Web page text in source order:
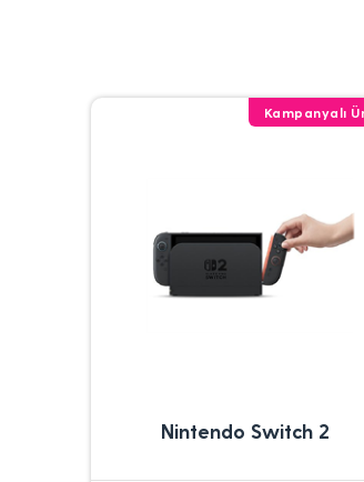
Kampanyalı
Nintendo Switch 2